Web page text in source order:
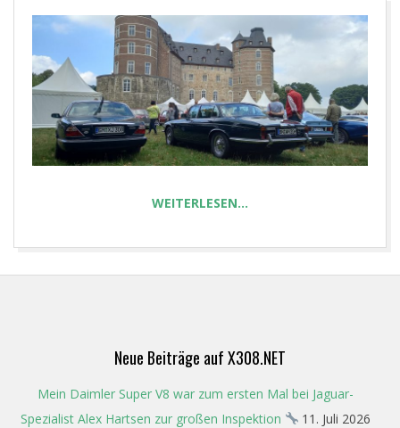
WEITERLESEN…
Neue Beiträge auf X308.NET
Mein Daimler Super V8 war zum ersten Mal bei Jaguar-
Spezialist Alex Hartsen zur großen Inspektion
11. Juli 2026